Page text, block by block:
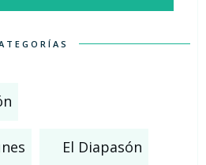
El Diapasón